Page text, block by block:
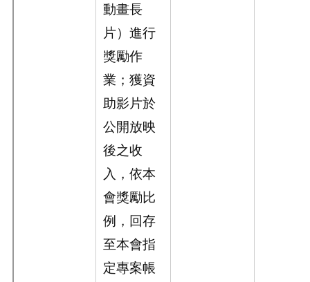
動畫長
片）進行
獎勵作
業；獲資
助影片於
公開放映
後之收
入，依本
會獎勵比
例，回存
至本會指
定專案帳